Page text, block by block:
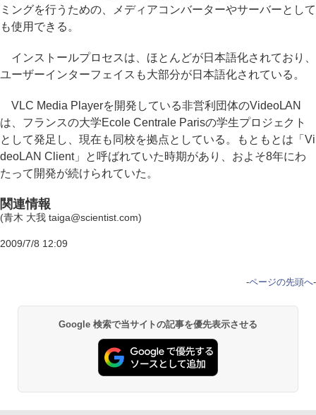
ミングを行うための、メディアコンバーターやサーバーとして
も使用できる。
インストールプロセスは、ほとんどが日本語化されており、
ユーザーインターフェイスも大部分が日本語化されている。
VLC Media Playerを開発している非営利団体のVideoLAN
は、フランスの大学Ecole Centrale Parisの学生プロジェクト
として発足し、現在も同校を拠点としている。もともとは「Vi
deoLAN Client」と呼ばれていた時期があり、およそ8年にわ
たって開発が続けられていた。
関連情報
(青木 大我 taiga@scientist.com)
2009/7/8 12:09
-ページの先頭へ-
Google 検索で当サイトの記事を優先表示させる